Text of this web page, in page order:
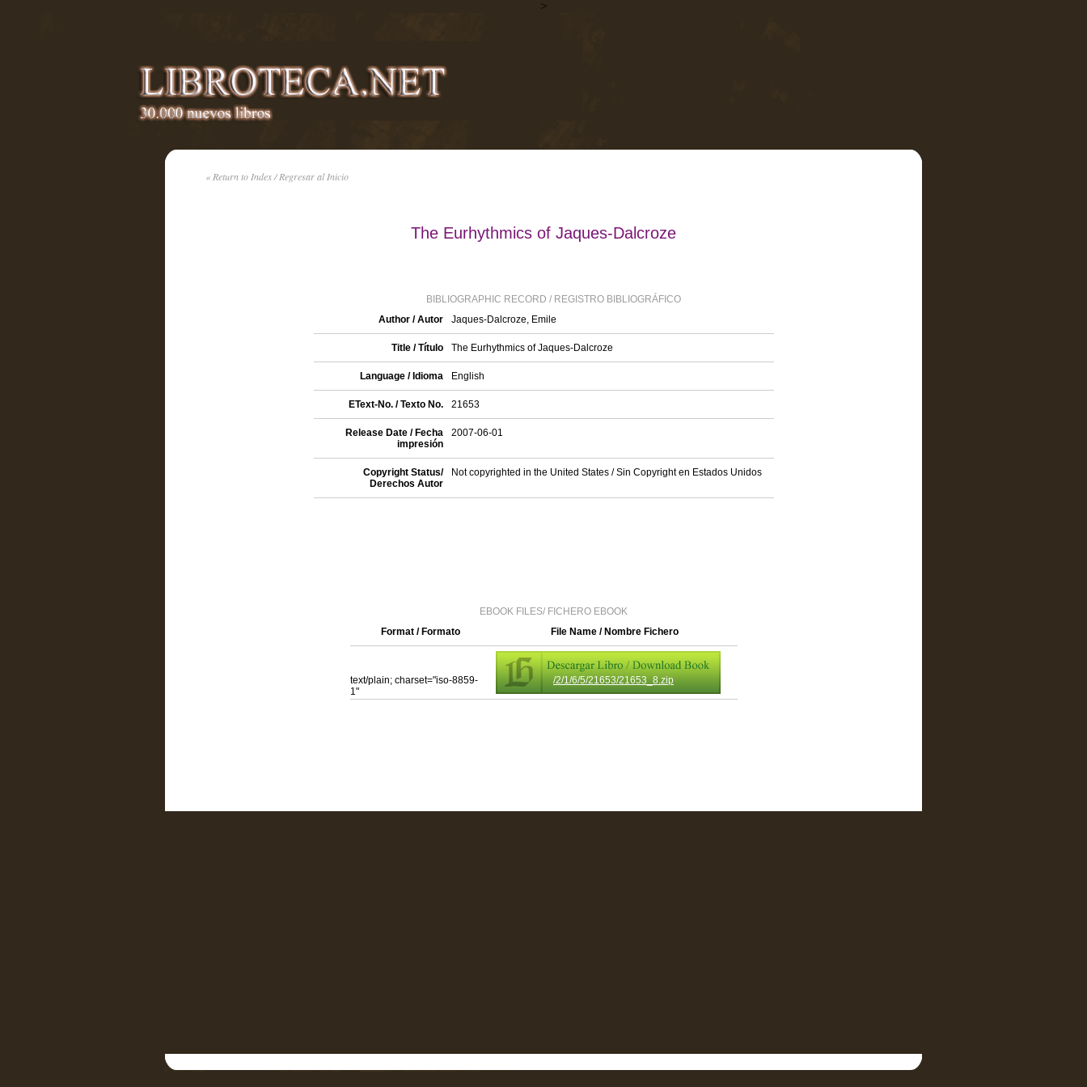
>
« Return to Index / Regresar al Inicio
The Eurhythmics of Jaques-Dalcroze
BIBLIOGRAPHIC RECORD / REGISTRO BIBLIOGRÁFICO
Author / Autor
Jaques-Dalcroze, Emile
Title / Título The Eurhythmics of Jaques-Dalcroze
Language / Idioma English
EText-No. / Texto No. 21653
Release Date / Fecha
impresión
2007-06-01
Copyright Status/
Derechos Autor
Not copyrighted in the United States / Sin Copyright en Estados Unidos
EBOOK FILES/ FICHERO EBOOK
Format / Formato
File Name / Nombre Fichero
text/plain; charset="iso-8859-
1"
/2/1/6/5/21653/21653_8.zip